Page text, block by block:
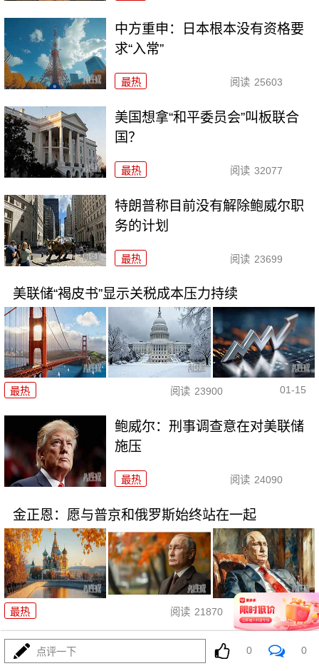
中方重申：日本根本没有资格要
求“入常”
最热 阅读 25603
美国想拿“和平委员会”叫板联合
国？
最热 阅读 32077
特朗普称目前没有解除鲍威尔职
务的计划
最热 阅读 23699
美联储“褐皮书”显示关税成本压力持续
最热 阅读 23900 01-15
鲍威尔：刑事调查意在对美联储
施压
最热 阅读 24090
金正恩：愿与普京和俄罗斯始终站在一起
最热 阅读 21870 01-09
美国扣押俄罗斯油轮意欲何为
点评一下 0 0